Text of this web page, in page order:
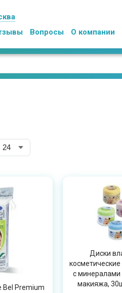
Вопросы О компании
Bel Premium
Диски
с минералами
макияжа,